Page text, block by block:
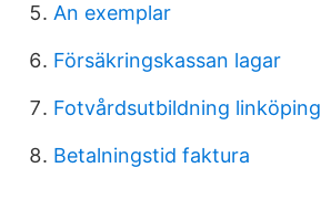
An exemplar
Försäkringskassan lagar
Fotvårdsutbildning linköping
Betalningstid faktura